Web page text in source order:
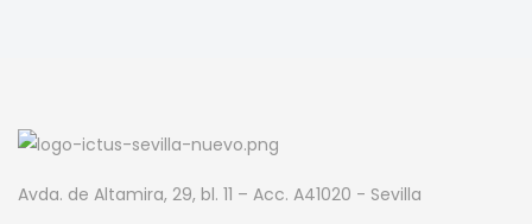
Avda. de Altamira, 29, bl. 11 – Acc. A41020 - Sevilla